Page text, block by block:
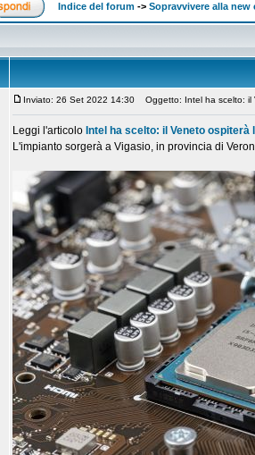
Indice del forum -> Sopravvivere alla new
Inviato: 26 Set 2022 14:30 Oggetto: Intel ha scelto: il
Leggi l'articolo Intel ha scelto: il Veneto
L'impianto sorgerà a Vigasio, in provincia di